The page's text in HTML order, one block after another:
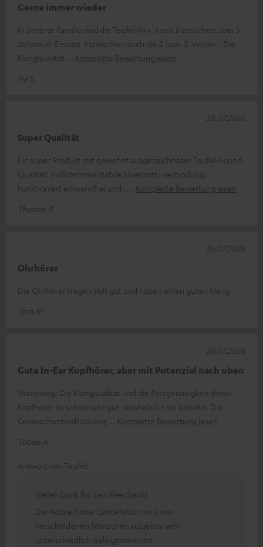
Gerne immer wieder
In unserer Familie sind die Teufel Airy`s seit inzwischen über 5
Jahren im Einsatz. Inzwischen auch die 2 bzw. 3. Version. Die
Klangqualität
Komplette Bewertung lesen
Pia S.
Super Qualität
Ein super Produkt mit gewohnt ausgezeichneter Teufel-Sound-
Qualität! Vollkommen stabile bluetooth-verbindung.
Funktioniert einwandfrei und i
Komplette Bewertung lesen
Thomas P.
28.07.2026
Ohrhörer
Die Ohrhörer tragen sich gut und haben einen guten Klang.
Jörn M.
26.07.2026
Gute In-Ear Kopfhörer, aber mit Potenzial nach oben
Vorneweg: Die Klangqualität und die Passgenauigkeit dieser
Kopfhörer ist schon sehr gut, weshalb ich sie behalte. Die
Geräuschunterdrückung
Komplette Bewertung lesen
Tobias A.
26.07.2026
Antwort von Teufel:
Vielen Dank für dein Feedback!
Die Active Noise Cancellation wird von
verschiedenen Menschen subjektiv sehr
unterschiedlich wahrgenommen.